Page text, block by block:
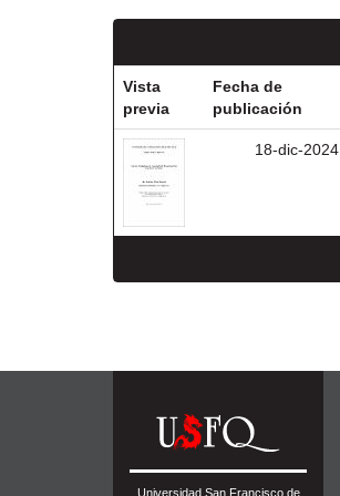
Vista
previa
Fecha de
publicación
18-dic-2024
Universidad San Francisco de